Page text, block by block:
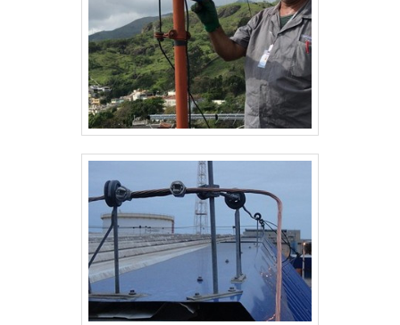
forma positiva no mercado por toda
seriedade e qualidade, o que fecha todo o
ciclo de entrega com excelência para seus
parceiros..